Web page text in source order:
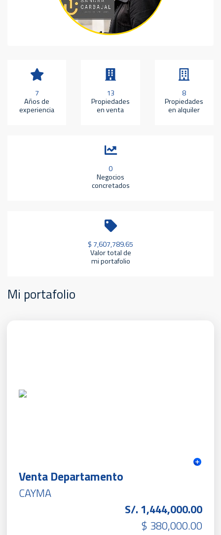
7
Años de
experiencia
13
Propiedades
en venta
8
Propiedades
en alquiler
0
Negocios
concretados
$ 7,607,789.65
Valor total de
mi portafolio
Mi portafolio
Venta Departamento
CAYMA
S/. 1,444,000.00
$ 380,000.00